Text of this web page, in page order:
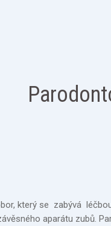
který se zabývá
aparátu zubů.